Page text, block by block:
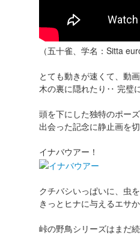
（五十雀、学名：Sitta
とても動きが速くて、動
木の裏に隠れたり‥ 完璧
頭を下にした独特のポー
出会った記念に静止画を
イナバウアー！
クチバシいっぱいに、虫
きっとヒナに与えるエサ
峠の野鳥シリーズはまだ